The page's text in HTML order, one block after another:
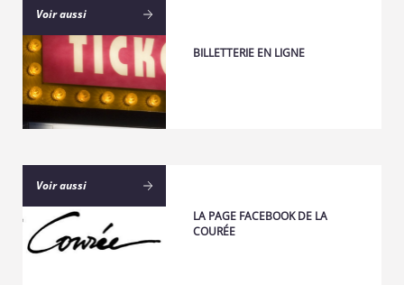
Voir aussi
BILLETTERIE EN LIGNE
Voir aussi
LA PAGE FACEBOOK DE LA
COURÉE